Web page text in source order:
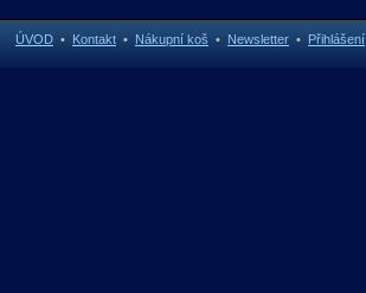
ÚVOD • Kontakt • Nákupní koš • Newsletter • Přihlášení